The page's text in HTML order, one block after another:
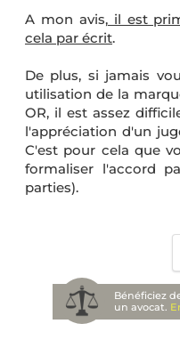
A mon avis,il est
cela par écrit.
De plus, si jamais
utilisation de la
OR, il est assez
l'appréciation d'un
C'est pour cela que
formaliser l'accord
parties).
Bénéficiez
un avocat.